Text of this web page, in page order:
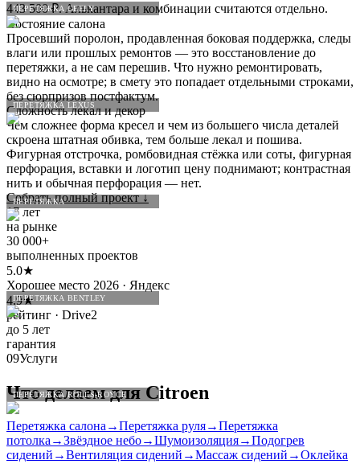
ПЕРЕТЯЖКА GEELY
ПЕРЕТЯЖКА LEXUS
ПЕРЕТЯЖКА
ПЕРЕТЯЖКА BENTLEY
ПЕРЕТЯЖКА ROLLS-ROYCE
443 500 ₽. Алькантара и комбинации считаются отдельно.
Состояние салона
Просевший поролон, продавленная боковая поддержка, следы
влаги или прошлых ремонтов — это восстановление до
перетяжки, а не сам перешив. Что нужно ремонтировать,
видно на осмотре; в смету это попадает отдельными строками,
без сюрпризов постфактум.
Сложность лекал и декор
Чем сложнее форма кресел и чем из большего числа деталей
скроена штатная обивка, тем больше лекал и пошива.
Фигурная отстрочка, ромбовидная стёжка или соты, фигурная
перфорация, вставки и логотип цену поднимают; контрастная
нить и обычная перфорация — нет.
Собрать полный проект↓
17 лет
на рынке
30 000+
выполненных проектов
5.0★
Хорошее место 2026 · Яндекс
4.9★
рейтинг · Drive2
до 5 лет
гарантия
09Услуги
Что делаем дляCitroen
Перетяжка салона→Перетяжка руля→Перетяжка
потолка→Звёздное небо→Шумоизоляция→Подогрев
сидений →Вентиляция сидений →Массаж сидений →Оклейка